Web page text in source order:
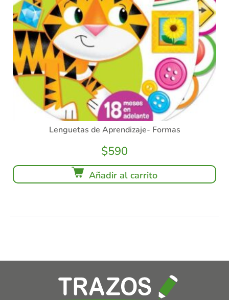
Lenguetas de Aprendizaje- Formas
$590
Añadir al carrito